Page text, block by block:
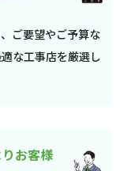
ご要望やご予算な
な工事店を厳選し
お客様